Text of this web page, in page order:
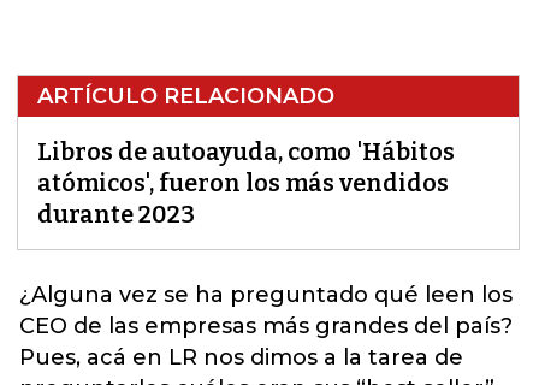
ARTÍCULO RELACIONADO
Libros de autoayuda, como 'Hábitos
atómicos', fueron los más vendidos
durante 2023
¿Alguna vez se ha preguntado qué leen los
CEO de las empresas más grandes del país?
Pues, acá en LR nos dimos a la tarea de